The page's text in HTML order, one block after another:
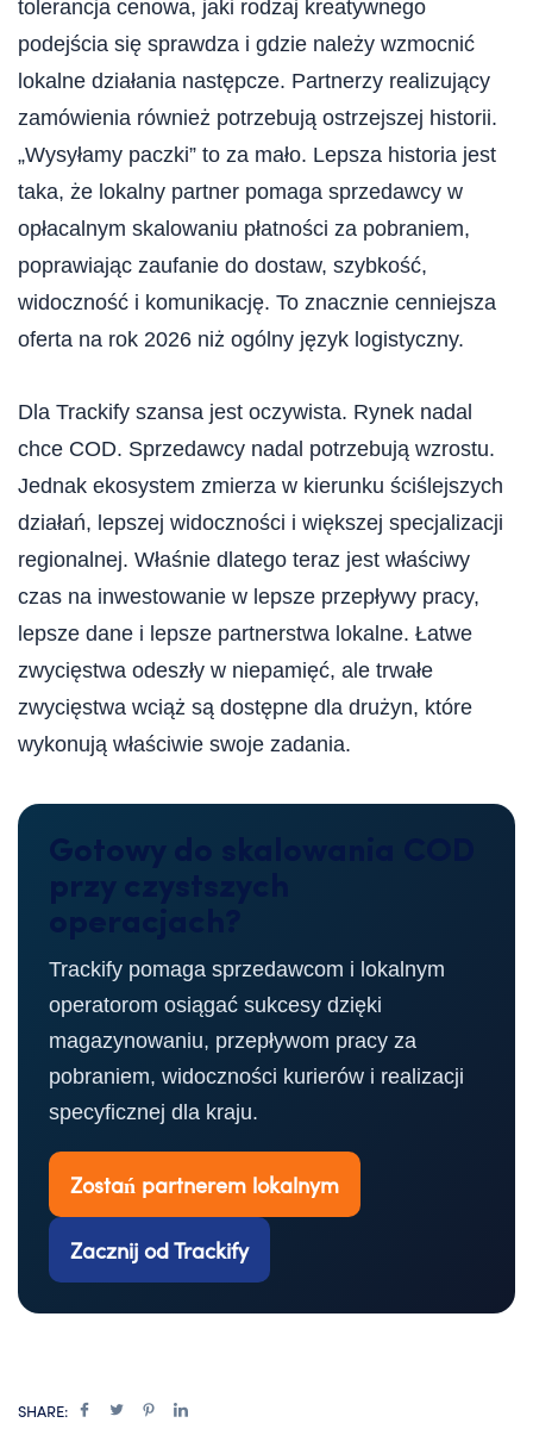
tolerancja cenowa, jaki rodzaj kreatywnego
podejścia się sprawdza i gdzie należy wzmocnić
lokalne działania następcze. Partnerzy realizujący
zamówienia również potrzebują ostrzejszej historii.
„Wysyłamy paczki” to za mało. Lepsza historia jest
taka, że ​​lokalny partner pomaga sprzedawcy w
opłacalnym skalowaniu płatności za pobraniem,
poprawiając zaufanie do dostaw, szybkość,
widoczność i komunikację. To znacznie cenniejsza
oferta na rok 2026 niż ogólny język logistyczny.
Dla Trackify szansa jest oczywista. Rynek nadal
chce COD. Sprzedawcy nadal potrzebują wzrostu.
Jednak ekosystem zmierza w kierunku ściślejszych
działań, lepszej widoczności i większej specjalizacji
regionalnej. Właśnie dlatego teraz jest właściwy
czas na inwestowanie w lepsze przepływy pracy,
lepsze dane i lepsze partnerstwa lokalne. Łatwe
zwycięstwa odeszły w niepamięć, ale trwałe
zwycięstwa wciąż są dostępne dla drużyn, które
wykonują właściwie swoje zadania.
Gotowy do skalowania COD
przy czystszych
operacjach?
Trackify pomaga sprzedawcom i lokalnym
operatorom osiągać sukcesy dzięki
magazynowaniu, przepływom pracy za
pobraniem, widoczności kurierów i realizacji
specyficznej dla kraju.
Zostań partnerem lokalnym
Zacznij od Trackify
SHARE: